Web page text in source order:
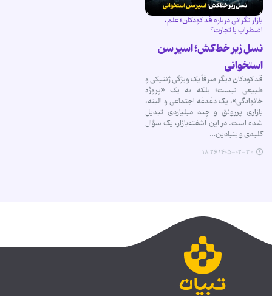
بازار نگرانی درباره قد کودکان؛ علم،
اضطراب یا تجارت؟
نسل زیر خط‌کش؛ اسیر سن
استخوانی
قد کودکان دیگر صرفاً یک ویژگی ژنتیکی و
طبیعی نیست؛ بلکه به یک «پروژه
خانوادگی»، یک دغدغه اجتماعی و البته،
بازاری پررونق و چند میلیاردی تبدیل
شده است. در این آشفته‌بازار، یک سؤال
کلیدی و بنیادین…
۱۴۰۵-۰۲-۳۰ ۱۸:۲۶